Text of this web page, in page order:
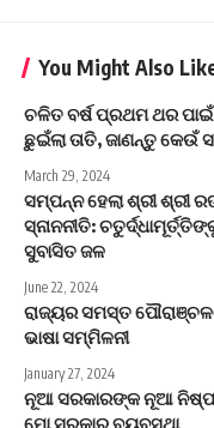
You Might Also
ଚଳିତ ବର୍ଷ ପ୍ରଥମ ଥର
ଛୁଇଁଲା ତାତି, ଜାଣନ୍ତୁ କେଉଁ
March 29, 2024
ସମ୍ପନ୍ନ ହେଲା ଶ୍ରୀ ଶ୍ରୀ
ସ୍ନାନନୀତି:
ସୁବାସିତ ଜଳ
June 22, 2024
ରାଜ୍ୟର ସମସ୍ତ
ଭାଷା ସମ୍ମିଳନୀ
January 27, 2024
ନୂଆ ସରକାରଙ୍କ ନୂଆ